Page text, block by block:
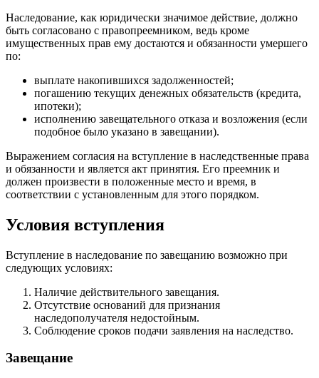
Наследование, как юридически значимое действие, должно
быть согласовано с правопреемником, ведь кроме
имущественных прав ему достаются и обязанности умершего
по:
выплате накопившихся задолженностей;
погашению текущих денежных обязательств (кредита,
ипотеки);
исполнению завещательного отказа и возложения (если
подобное было указано в завещании).
Выражением согласия на вступление в наследственные права
и обязанности и является акт принятия. Его преемник и
должен произвести в положенные место и время, в
соответствии с установленным для этого порядком.
Условия вступления
Вступление в наследование по завещанию возможно при
следующих условиях:
Наличие действительного завещания.
Отсутствие оснований для признания
наследополучателя недостойным.
Соблюдение сроков подачи заявления на наследство.
Завещание